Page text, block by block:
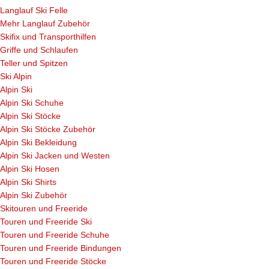
Langlauf Ski Felle
Mehr Langlauf Zubehör
Skifix und Transporthilfen
Griffe und Schlaufen
Teller und Spitzen
Ski Alpin
Alpin Ski
Alpin Ski Schuhe
Alpin Ski Stöcke
Alpin Ski Stöcke Zubehör
Alpin Ski Bekleidung
Alpin Ski Jacken und Westen
Alpin Ski Hosen
Alpin Ski Shirts
Alpin Ski Zubehör
Skitouren und Freeride
Touren und Freeride Ski
Touren und Freeride Schuhe
Touren und Freeride Bindungen
Touren und Freeride Stöcke